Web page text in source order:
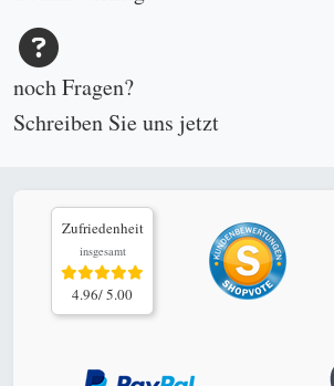
noch Fragen?
Schreiben Sie uns jetzt
Zufriedenheit
insgesamt
4.96/ 5.00